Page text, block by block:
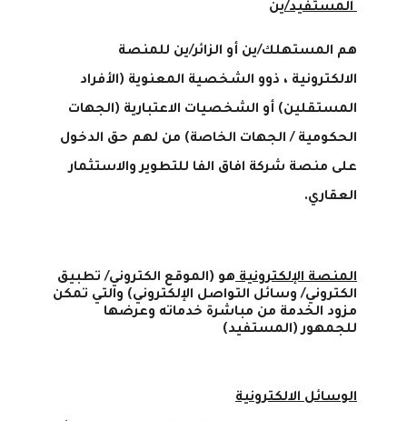
المستفيد/ين
هم المستهلك/ين أو الزائر/ين للمنصة
الالكترونية ، ذوو الشخصية المعنوية (الأفراد
المستقلين) أو الشخصيات الاعتبارية (الجهات
الحكومية / الجهات الخاصة) من لهم حق الدخول
على منصة شركة افاق الفا للتطوير والاستثمار
العقاري.
المنصة الإلكترونيةهو (الموقع الكتروني/ تطبيق
الكتروني/ وسائل التواصل الإلكتروني) والتي تمكن
مزود الخدمة من مباشرة خدماته وعرضها
للجمهور (المستفيد)
الوسائل الالكترونية